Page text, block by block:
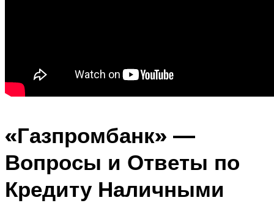
«Газпромбанк» —
Вопросы и Ответы по
Кредиту Наличными